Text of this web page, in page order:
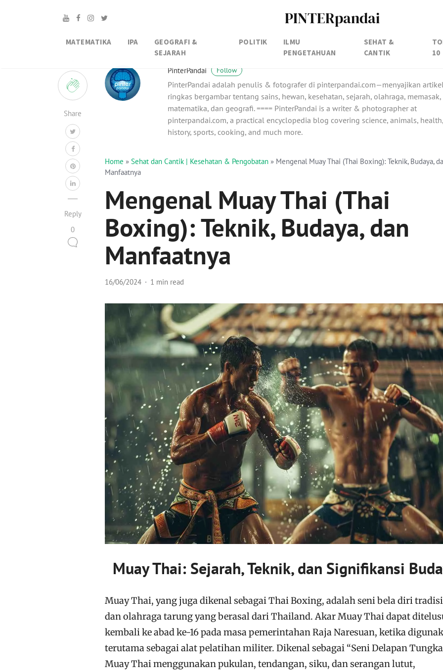
PINTERpandai
MATEMATIKA IPA
GEOGRAFI &
SEJARAH
POLITIK
ILMU
PENGETAHUAN
SEHAT &
CANTIK
10
Share
Reply
0
PinterPandai Follow
PinterPandai adalah penulis & fotografer di pinterpandai.com—menyajikan
ringkas bergambar tentang sains, hewan, kesehatan, sejarah, olahraga, memasak,
matematika, dan geografi. ==== PinterPandai is a writer & photographer at
pinterpandai.com, a practical encyclopedia blog covering science, animals, health,
history, sports, cooking, and much more.
Home » Sehat dan Cantik | Kesehatan & Pengobatan » Mengenal Muay Thai (Thai Boxing): Teknik, Budaya,
Manfaatnya
Mengenal Muay Thai (Thai
Boxing): Teknik, Budaya, dan
Manfaatnya
16/06/2024 1 min read
Muay Thai: Sejarah, Teknik, dan Signifikansi
Muay Thai, yang juga dikenal sebagai Thai Boxing, adalah seni bela diri
dan olahraga tarung yang berasal dari Thailand. Akar Muay Thai dapat
kembali ke abad ke-16 pada masa pemerintahan Raja Naresuan, ketika
terutama sebagai alat pelatihan militer. Dikenal sebagai “Seni Delapan
Muay Thai menggunakan pukulan, tendangan, siku, dan serangan lutut,